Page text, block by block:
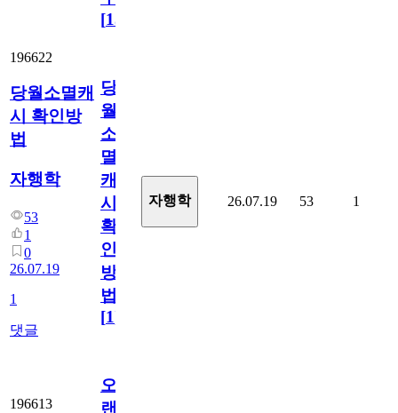
[15
196622
당월소멸캐
시 확인방
법
자행학
53
1
0
26.07.19
1
댓글
당
월
소
멸
캐
시
확
인
방
법
[1]
자행학 26.07.19 53 1
196613
오
랜